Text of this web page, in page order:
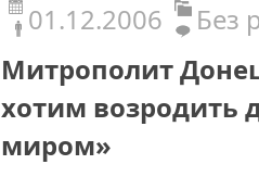
01.12.2006
Без
Митрополит
хотим возродить
миром»